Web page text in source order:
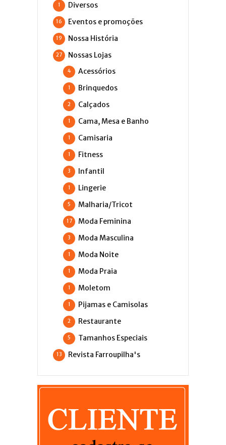
Diversos
1
Eventos e promoções
16
Nossa História
19
Nossas Lojas
27
Acessórios
4
Brinquedos
1
Calçados
2
Cama, Mesa e Banho
1
Camisaria
1
Fitness
1
Infantil
3
Lingerie
1
Malharia/Tricot
5
Moda Feminina
17
Moda Masculina
3
Moda Noite
1
Moda Praia
1
Moletom
1
Pijamas e Camisolas
1
Restaurante
2
Tamanhos Especiais
5
Revista Farroupilha's
13